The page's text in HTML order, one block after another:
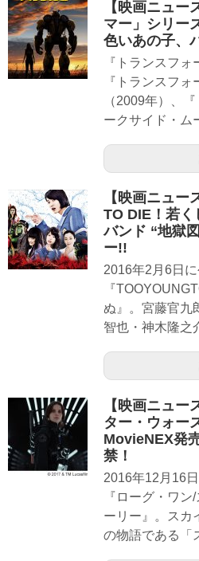
【映画ニュー
マー」シリー
色いあの子、
『トランスフォ
『トランスフォ
（2009年）、
ークサイド・ム
【映画ニュー
TO DIE！若く
バンド “地獄
ー!!
2016年2月6日
『
ぬ』。宮藤官九
智也・神木隆之
【映画ニュー
ター・ウォー
MovieNEX発
禁！
2016年12月16
『ローグ・ワ
ーリー』。スカ
の物語である「